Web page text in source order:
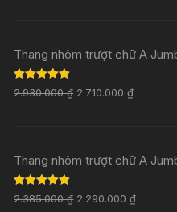
Thang nhôm trượt chữ A
Rated 5.00
out of 5
2.930.000₫ 2.710.000₫
Thang nhôm trượt chữ A
Rated 5.00
out of 5
2.385.000₫ 2.290.000₫